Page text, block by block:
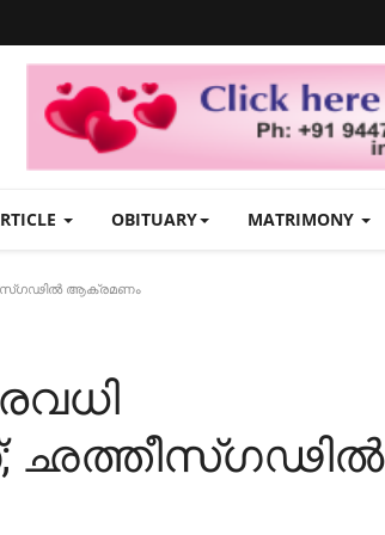
OBITUARY MATRIMONY
ആക്രമണം
ഛത്തീസ്ഗഢിൽ